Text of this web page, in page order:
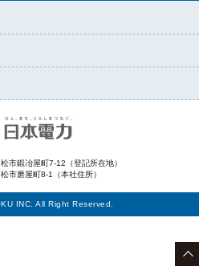
市鍛冶屋町7-12（登記所在地）
市磨屋町8-1（本社住所）
INC . All Right Reserved.